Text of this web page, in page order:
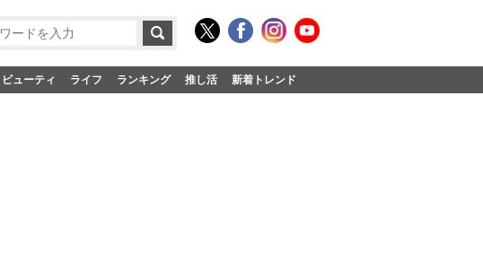
ビューティ ライフ ランキング 推し活 新着トレンド